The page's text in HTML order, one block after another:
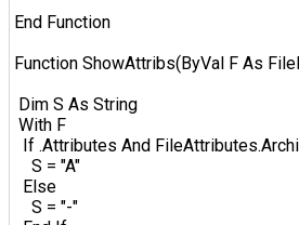
End Function
Function ShowAttribs(ByVal F As
Dim S As String
With F
If .Attributes And
S = "A"
Else
S = "-"